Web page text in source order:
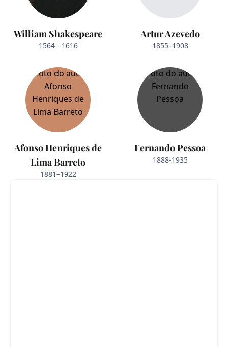
William Shakespeare
1564 - 1616
Artur Azevedo
1855–1908
Afonso Henriques de
Lima Barreto
1881–1922
Fernando Pessoa
1888-1935